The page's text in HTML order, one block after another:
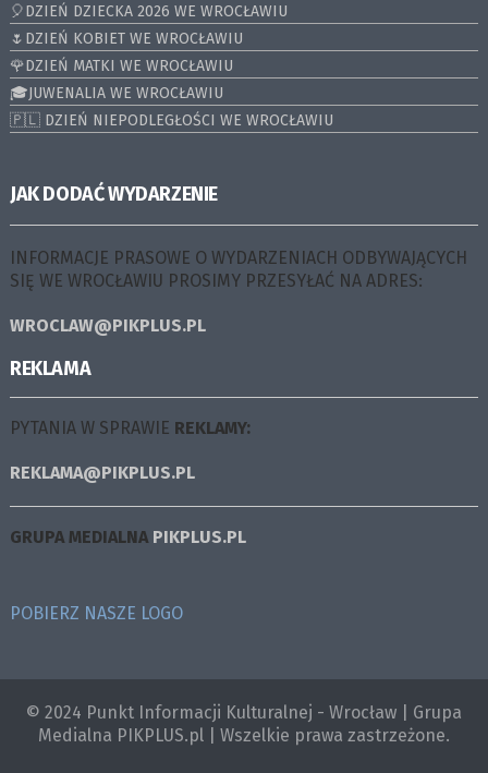
🎈DZIEŃ DZIECKA 2026 WE WROCŁAWIU
🌷DZIEŃ KOBIET WE WROCŁAWIU
🌹DZIEŃ MATKI WE WROCŁAWIU
🎓JUWENALIA WE WROCŁAWIU
🇵🇱 DZIEŃ NIEPODLEGŁOŚCI WE WROCŁAWIU
JAK DODAĆ WYDARZENIE
INFORMACJE PRASOWE O WYDARZENIACH ODBYWAJĄCYCH
SIĘ WE WROCŁAWIU PROSIMY PRZESYŁAĆ NA ADRES:
WROCLAW@PIKPLUS.PL
REKLAMA
PYTANIA W SPRAWIE REKLAMY:
REKLAMA@PIKPLUS.PL
GRUPA MEDIALNA PIKPLUS.PL
POBIERZ NASZE LOGO
© 2024 Punkt Informacji Kulturalnej - Wrocław | Grupa
Medialna PIKPLUS.pl | Wszelkie prawa zastrzeżone.